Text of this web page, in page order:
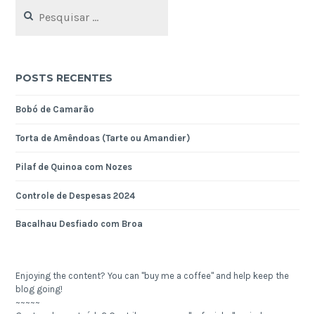
por:
POSTS RECENTES
Bobó de Camarão
Torta de Amêndoas (Tarte ou Amandier)
Pilaf de Quinoa com Nozes
Controle de Despesas 2024
Bacalhau Desfiado com Broa
Enjoying the content? You can "buy me a coffee" and help keep the
blog going!
~~~~~